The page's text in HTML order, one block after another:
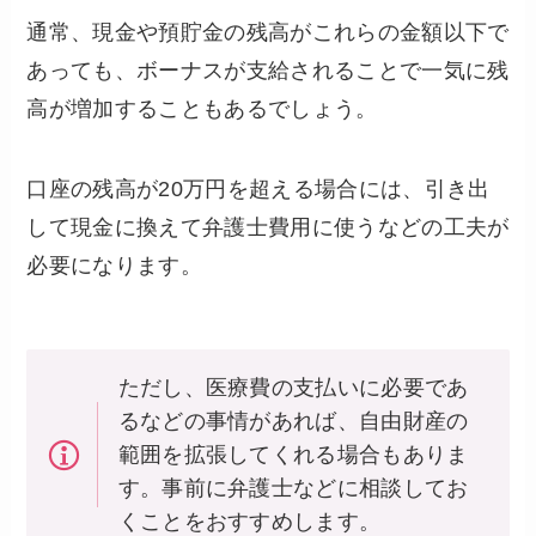
通常、現金や預貯金の残高がこれらの金額以下で
あっても、ボーナスが支給されることで一気に残
高が増加することもあるでしょう。
口座の残高が20万円を超える場合には、引き出
して現金に換えて弁護士費用に使うなどの工夫が
必要になります。
ただし、医療費の支払いに必要であ
るなどの事情があれば、自由財産の
範囲を拡張してくれる場合もありま
す。事前に弁護士などに相談してお
くことをおすすめします。